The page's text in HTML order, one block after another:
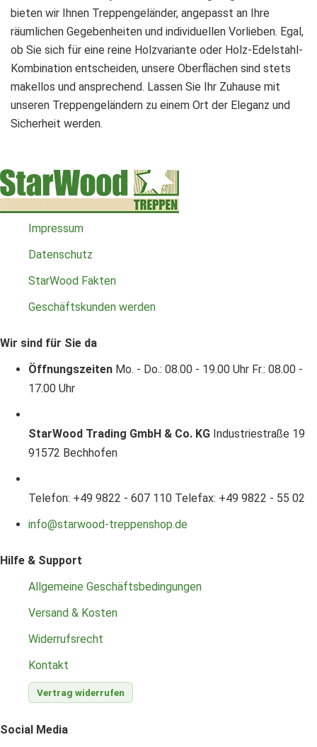
bieten wir Ihnen Treppengeländer, angepasst an Ihre
räumlichen Gegebenheiten und individuellen Vorlieben. Egal,
ob Sie sich für eine reine Holzvariante oder Holz-Edelstahl-
Kombination entscheiden, unsere Oberflächen sind stets
makellos und ansprechend. Lassen Sie Ihr Zuhause mit
unseren Treppengeländern zu einem Ort der Eleganz und
Sicherheit werden.
Impressum
Datenschutz
StarWood Fakten
Geschäftskunden werden
Wir sind für Sie da
Öffnungszeiten Mo. - Do.: 08.00 - 19.00 Uhr Fr.: 08.00 -
17.00 Uhr
StarWood Trading GmbH & Co. KG Industriestraße 19
91572 Bechhofen
Telefon: +49 9822 - 607 110 Telefax: +49 9822 - 55 02
info@starwood-treppenshop.de
Hilfe & Support
Allgemeine Geschäftsbedingungen
Versand & Kosten
Widerrufsrecht
Kontakt
Vertrag widerrufen
Social Media